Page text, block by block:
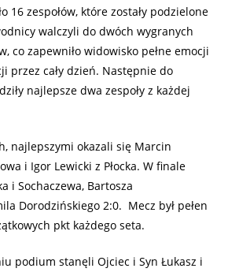
16 zespołów, które zostały podzielone
walczyli do dwóch wygranych
co zapewniło widowisko pełne emocji
przez cały dzień. Następnie do
najlepsze dwa zespoły z każdej
najlepszymi okazali się Marcin
i Igor Lewicki z Płocka. W finale
i Sochaczewa, Bartosza
Dorodzińskiego 2:0. Mecz był pełen
pkt każdego seta.
podium stanęli Ojciec i Syn Łukasz i